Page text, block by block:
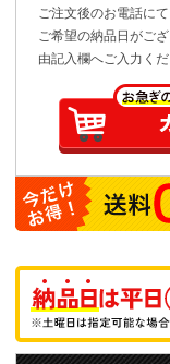
ご注文後のお電話に
ご希望の納品日がご
由記入欄へご入力くだ